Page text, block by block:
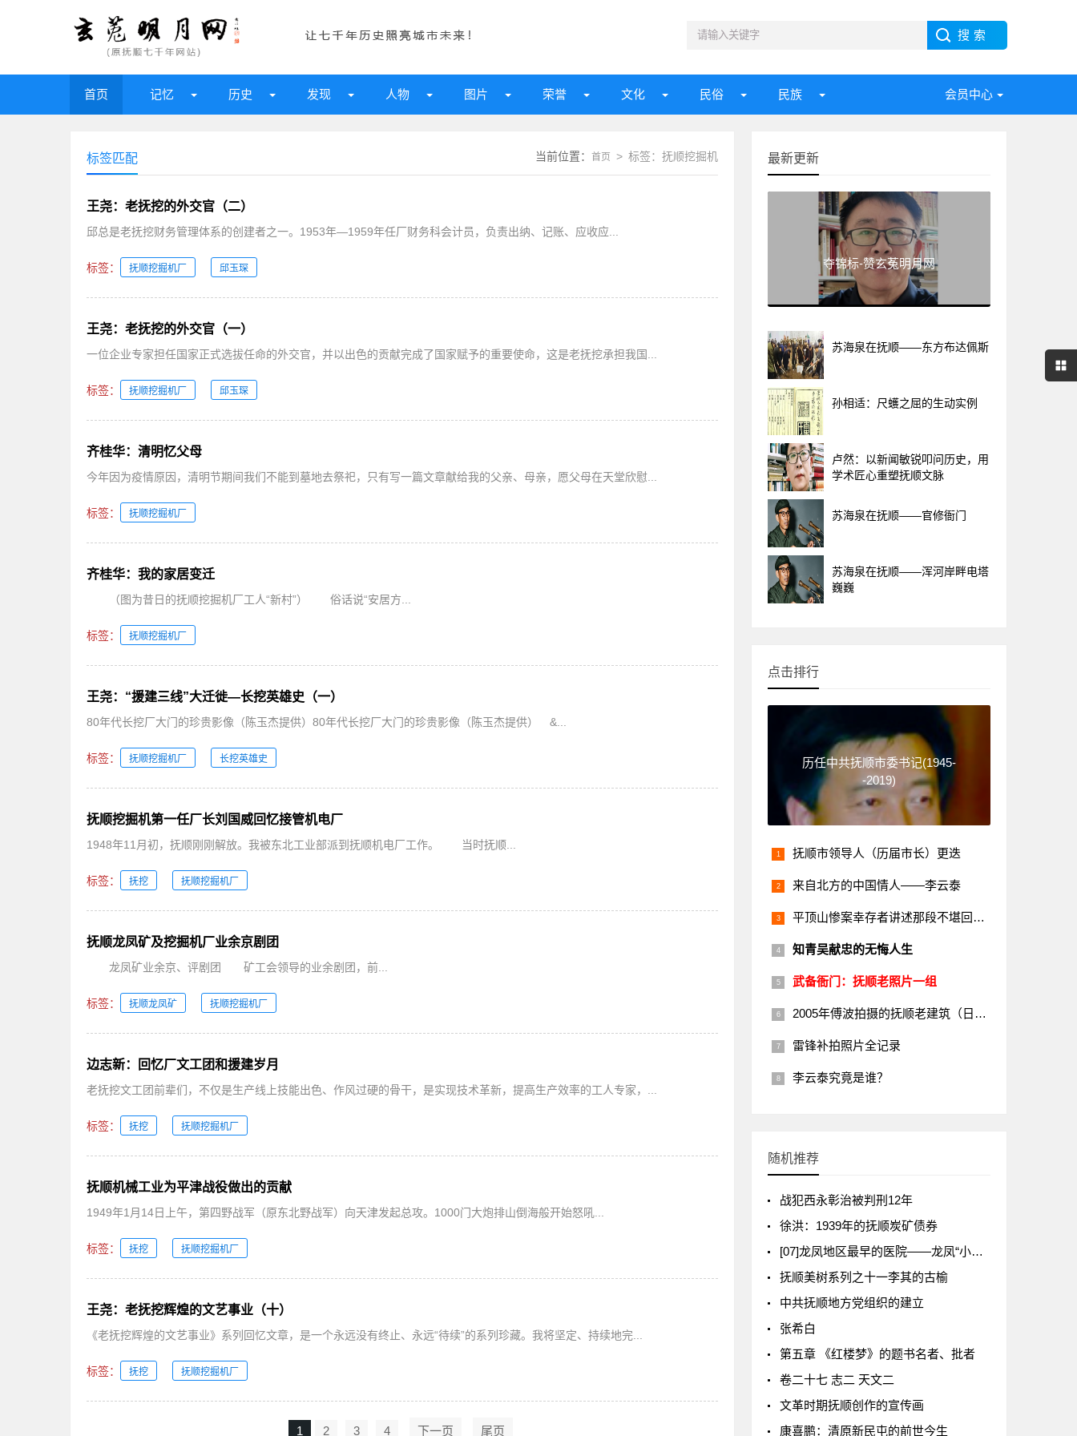
首页 记忆 历史 发现 人物 图片 荣誉 文化 民俗 民族 会员中心
当前位置： 首页 > 标签：抚顺挖掘机
标签匹配
王尧：老抚挖的外交官（二）
邱总是老抚挖财务管理体系的创建者之一。1953年—1959年任厂财务科会计员，负责出纳、记账、应收应...
标签： 抚顺挖掘机厂 邱玉琛
王尧：老抚挖的外交官（一）
一位企业专家担任国家正式选拔任命的外交官，并以出色的贡献完成了国家赋予的重要使命，这是老抚挖承担我国...
标签： 抚顺挖掘机厂 邱玉琛
齐桂华：清明忆父母
今年因为疫情原因，清明节期间我们不能到墓地去祭祀，只有写一篇文章献给我的父亲、母亲，愿父母在天堂欣慰...
标签： 抚顺挖掘机厂
齐桂华：我的家居变迁
（图为昔日的抚顺挖掘机厂工人“新村”） 俗话说“安居方...
标签： 抚顺挖掘机厂
王尧：“援建三线”大迁徙—长挖英雄史（一）
80年代长挖厂大门的珍贵影像（陈玉杰提供）80年代长挖厂大门的珍贵影像（陈玉杰提供） &...
标签： 抚顺挖掘机厂 长挖英雄史
抚顺挖掘机第一任厂长刘国威回忆接管机电厂
1948年11月初，抚顺刚刚解放。我被东北工业部派到抚顺机电厂工作。 当时抚顺...
标签： 抚挖 抚顺挖掘机厂
抚顺龙凤矿及挖掘机厂业余京剧团
龙凤矿业余京、评剧团 矿工会领导的业余剧团，前...
标签： 抚顺龙凤矿 抚顺挖掘机厂
边志新：回忆厂文工团和援建岁月
老抚挖文工团前辈们，不仅是生产线上技能出色、作风过硬的骨干，是实现技术革新，提高生产效率的工人专家，...
标签： 抚挖 抚顺挖掘机厂
抚顺机械工业为平津战役做出的贡献
1949年1月14日上午，第四野战军（原东北野战军）向天津发起总攻。1000门大炮排山倒海般开始怒吼...
标签： 抚挖 抚顺挖掘机厂
王尧：老抚挖辉煌的文艺事业（十）
《老抚挖辉煌的文艺事业》系列回忆文章，是一个永远没有终止、永远“待续”的系列珍藏。我将坚定、持续地完...
标签： 抚挖 抚顺挖掘机厂
1 2 3 4 下一页 尾页
最新更新
夺锦标-赞玄菟明月网
苏海泉在抚顺——东方布达佩斯
孙相适：尺蠖之屈的生动实例
卢然：以新闻敏锐叩问历史，用
学术匠心重塑抚顺文脉
苏海泉在抚顺——官修衙门
苏海泉在抚顺——浑河岸畔电塔
巍巍
点击排行
历任中共抚顺市委书记(1945-
-2019)
抚顺市领导人（历届市长）更迭
来自北方的中国情人——李云泰
平顶山惨案幸存者讲述那段不堪回首的历史
知青吴献忠的无悔人生
武备衙门：抚顺老照片一组
2005年傅波拍摄的抚顺老建筑（日本楼）
雷锋补拍照片全记录
李云泰究竟是谁？
随机推荐
战犯西永彰治被判刑12年
徐洪：1939年的抚顺炭矿债券
[07]龙凤地区最早的医院——龙凤“小医院”
抚顺美树系列之十一李其的古榆
中共抚顺地方党组织的建立
张希白
第五章 《红楼梦》的题书名者、批者
卷二十七 志二 天文二
文革时期抚顺创作的宣传画
康喜鹏：清原新民屯的前世今生